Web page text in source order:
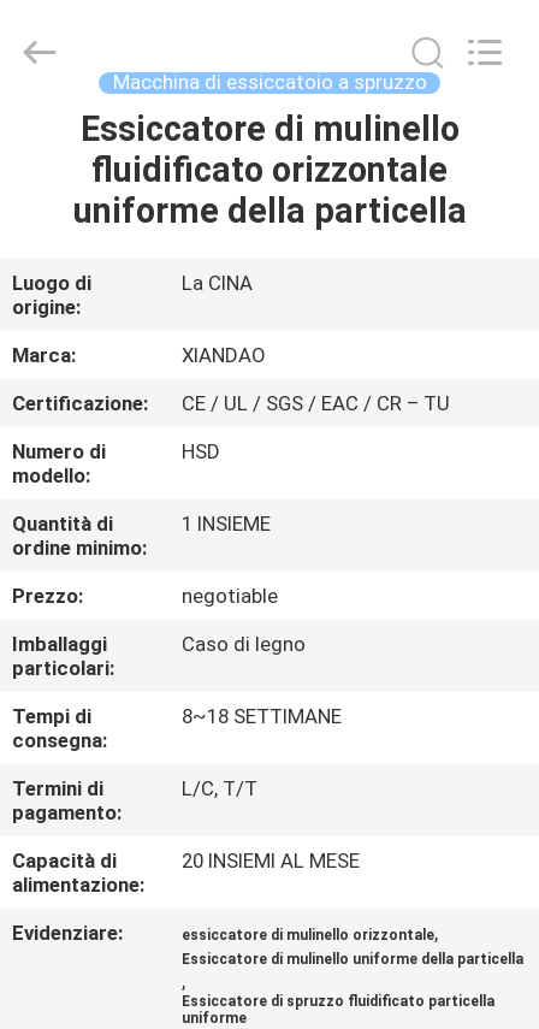
CASA
PRODOTTI
CIRCA
NOI
GIRO
DELLA
FABBRICA
CONTROLLO
DI
QUALITÀ
CONTATTICI
NOTIZIA
RICHIEDA
CITAZIONE
Drying
Technology
Macchina di essiccatoio a spruzzo
Essiccatore di mulinello
fluidificato orizzontale
uniforme della particella
Luogo di
origine:
La CINA
Marca:
XIANDAO
Certificazione:
CE / UL / SGS / EAC / CR – TU
Numero di
modello:
HSD
Quantità di
ordine minimo:
1 INSIEME
Prezzo:
negotiable
Imballaggi
particolari:
Caso di legno
Tempi di
consegna:
8~18 SETTIMANE
Termini di
pagamento:
L/C, T/T
Capacità di
alimentazione:
20 INSIEMI AL MESE
Evidenziare: essiccatore di mulinello orizzontale,
Essiccatore di mulinello uniforme della particella
,
Essiccatore di spruzzo fluidificato particella
uniforme